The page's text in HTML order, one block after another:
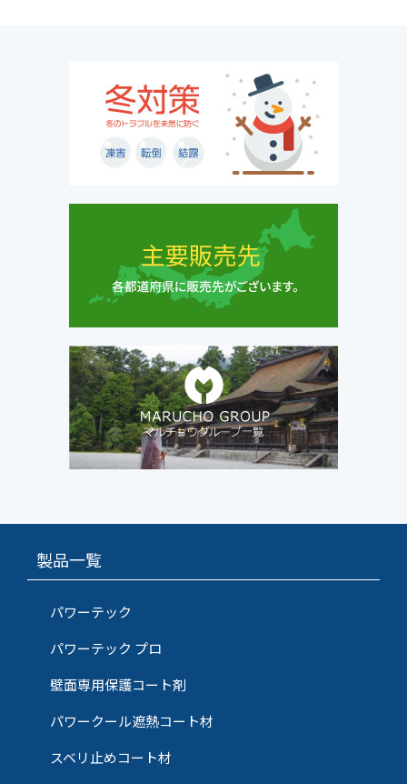
製品一覧
パワーテック
パワーテック プロ
壁面専用保護コート剤
パワークール遮熱コート材
スベリ止めコート材